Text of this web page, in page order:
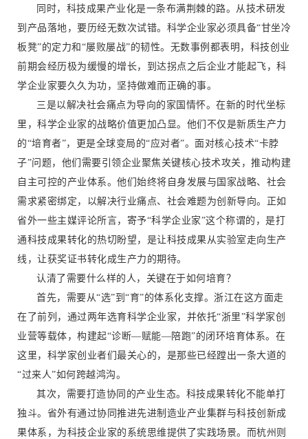
同时，科技成果产业化是一条布满荆棘的路。从技术研发
到产品落地，要历经无数次试错。科学企业家必须具备“甘坐冷
板凳”的定力和“屡败屡战”的韧性。无数事例都表明，科技创业
前期会经历极为缓慢的增长，到达拐点之后企业才能起飞，科
学企业家要久久为功，坚持做难而正确的事。
三是以解决社会痛点为导向的家国情怀。在新的时代坐标
里，科学企业家的战略价值更加凸显。他们不仅是新质生产力
的“培育者”，更是全球变局的“应对者”。面对核心技术“卡脖
子”问题，他们需要引领企业聚焦关键核心技术攻关，推动构建
自主可控的产业体系。他们始终将自身发展与国家战略、社会
需求紧密绑定，以解决行业痛点、社会难题为创新导向。正如
省外一些主媒评论所言，寄予“科学企业家”这个称谓的，是打
通科技成果转化的热切盼望，是让科技成果从实验室走向生产
线，让获奖证书转化成生产力的期待。
认清了需要什么样的人，关键在于如何培育？
首先，需要从“选”到“育”的体系化支撑。浙江在这方面走
在了前列，通过两年选育科学企业家，并依托“浙里”科学家创
业营等载体，构建起“诊断—赋能—陪跑”的闭环培育体系。在
这里，科学家创业者们最关心的，是那些已经蹚出一条大道的
“过来人”如何跨越鸿沟。
其次，需要打造协同的产业生态。科技成果转化不能单打
独斗。省外有通过协同推进先进制造业产业集群与科技创新成
果体系，为科技企业家的系统思维提供了实践场景。而杭州则